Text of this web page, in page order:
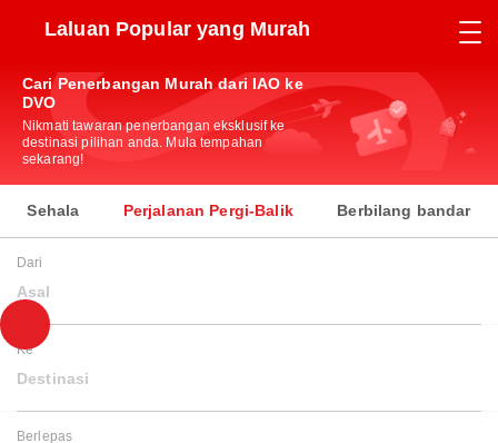
Laluan Popular yang Murah
Cari Penerbangan Murah dari IAO ke
DVO
Nikmati tawaran penerbangan eksklusif ke
destinasi pilihan anda. Mula tempahan
sekarang!
Sehala Perjalanan Pergi-Balik Berbilang bandar
Dari
Asal
Ke
Destinasi
Berlepas